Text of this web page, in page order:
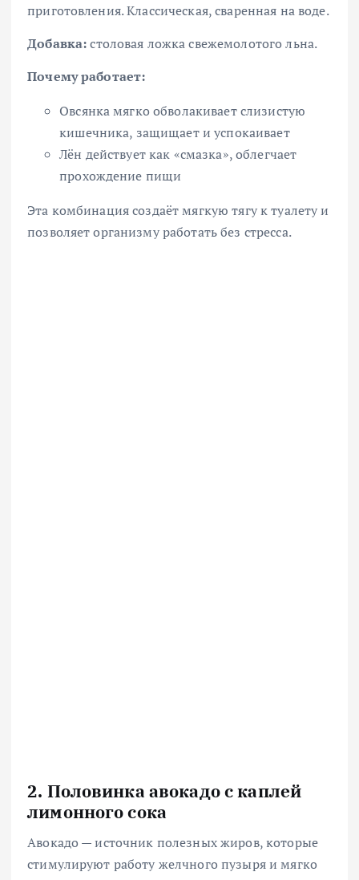
приготовления. Классическая, сваренная на воде.
Добавка:столовая ложка свежемолотого льна.
Почему работает:
Овсянка мягко обволакивает слизистую
кишечника, защищает и успокаивает
Лён действует как «смазка», облегчает
прохождение пищи
Эта комбинация создаёт мягкую тягу к туалету и
позволяет организму работать без стресса.
2. Половинка авокадо с каплей
лимонного сока
Авокадо — источник полезных жиров, которые
стимулируют работу желчного пузыря и мягко